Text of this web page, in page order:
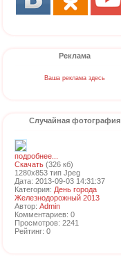
Реклама
Ваша реклама здесь
Случайная фотография
подробнее...
Скачать (326 кб)
1280x853 тип Jpeg
Дата: 2013-09-03 14:31:37
Категория: День города
Железнодорожный 2013
Автор: Admin
Комментариев: 0
Просмотров: 2241
Рейтинг: 0